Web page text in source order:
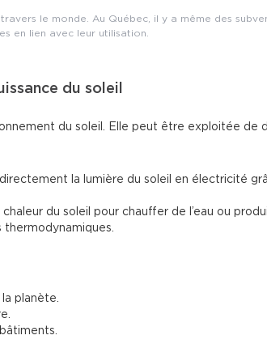
le monde. Au Québec, il y a même des
en lien avec leur utilisation.
du soleil
du soleil. Elle peut être exploitée de
la lumière du soleil en électricité
chaleur du soleil pour chauffer de l’eau ou
thermodynamiques.
planète.